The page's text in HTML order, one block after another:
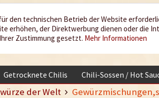
Wir würzen
Ihr Leben
Getrocknete Chilis Chili-Sossen / Hot
der Welt
den technischen Betrieb der Website
erhöhen, der Direktwerbung dienen oder die
Zustimmung gesetzt. Mehr Informationen